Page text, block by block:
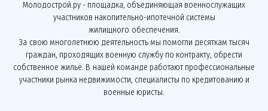
Молодострой.ру - площадка, объединяющая военнослужащих
участников накопительно-ипотечной системы
жилищного обеспечения.
За свою многолетнюю деятельность мы помогли десяткам тысяч
граждан, проходящих военную службу по контракту, обрести
собственное жильё. В нашей команде работают профессиональные
участники рынка недвижимости, специалисты по кредитованию и
военные юристы.